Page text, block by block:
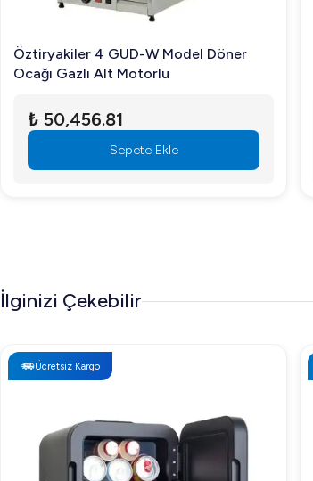
Öztiryakiler 4 GUD-W Model Döner
Ocağı Gazlı Alt Motorlu
₺ 50,456.81
Sepete Ekle
İlginizi Çekebilir
Ücretsiz Kargo